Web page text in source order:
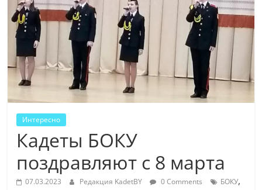
Интересно
Кадеты БОКУ
поздравляют с 8 марта
07.03.2023 Редакция KadetBY 0 Comments БОКУ,